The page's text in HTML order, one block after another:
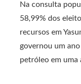
Na consulta
58,99% dos
recursos em
governou um
petróleo em uma